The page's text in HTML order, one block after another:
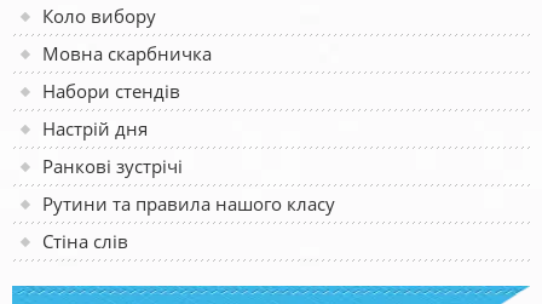
Коло вибору
Мовна скарбничка
Набори стендів
Настрій дня
Ранкові зустрічі
Рутини та правила нашого класу
Стіна слів